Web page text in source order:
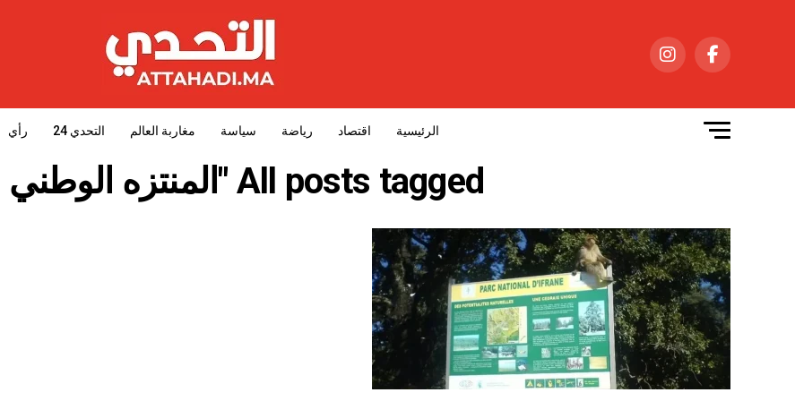
الرئيسية اقتصاد رياضة سياسة مغاربة العالم التحدي 24 رأي
All posts tagged "المنتزه الوطني لافران"